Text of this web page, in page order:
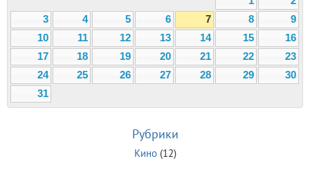
3
4 5 6 7 8
9
10
11 12 13 14 15
16
17
18 19 20 21 22
23
24
25 26 27 28 29
30
31
Рубрики
Кино(12)